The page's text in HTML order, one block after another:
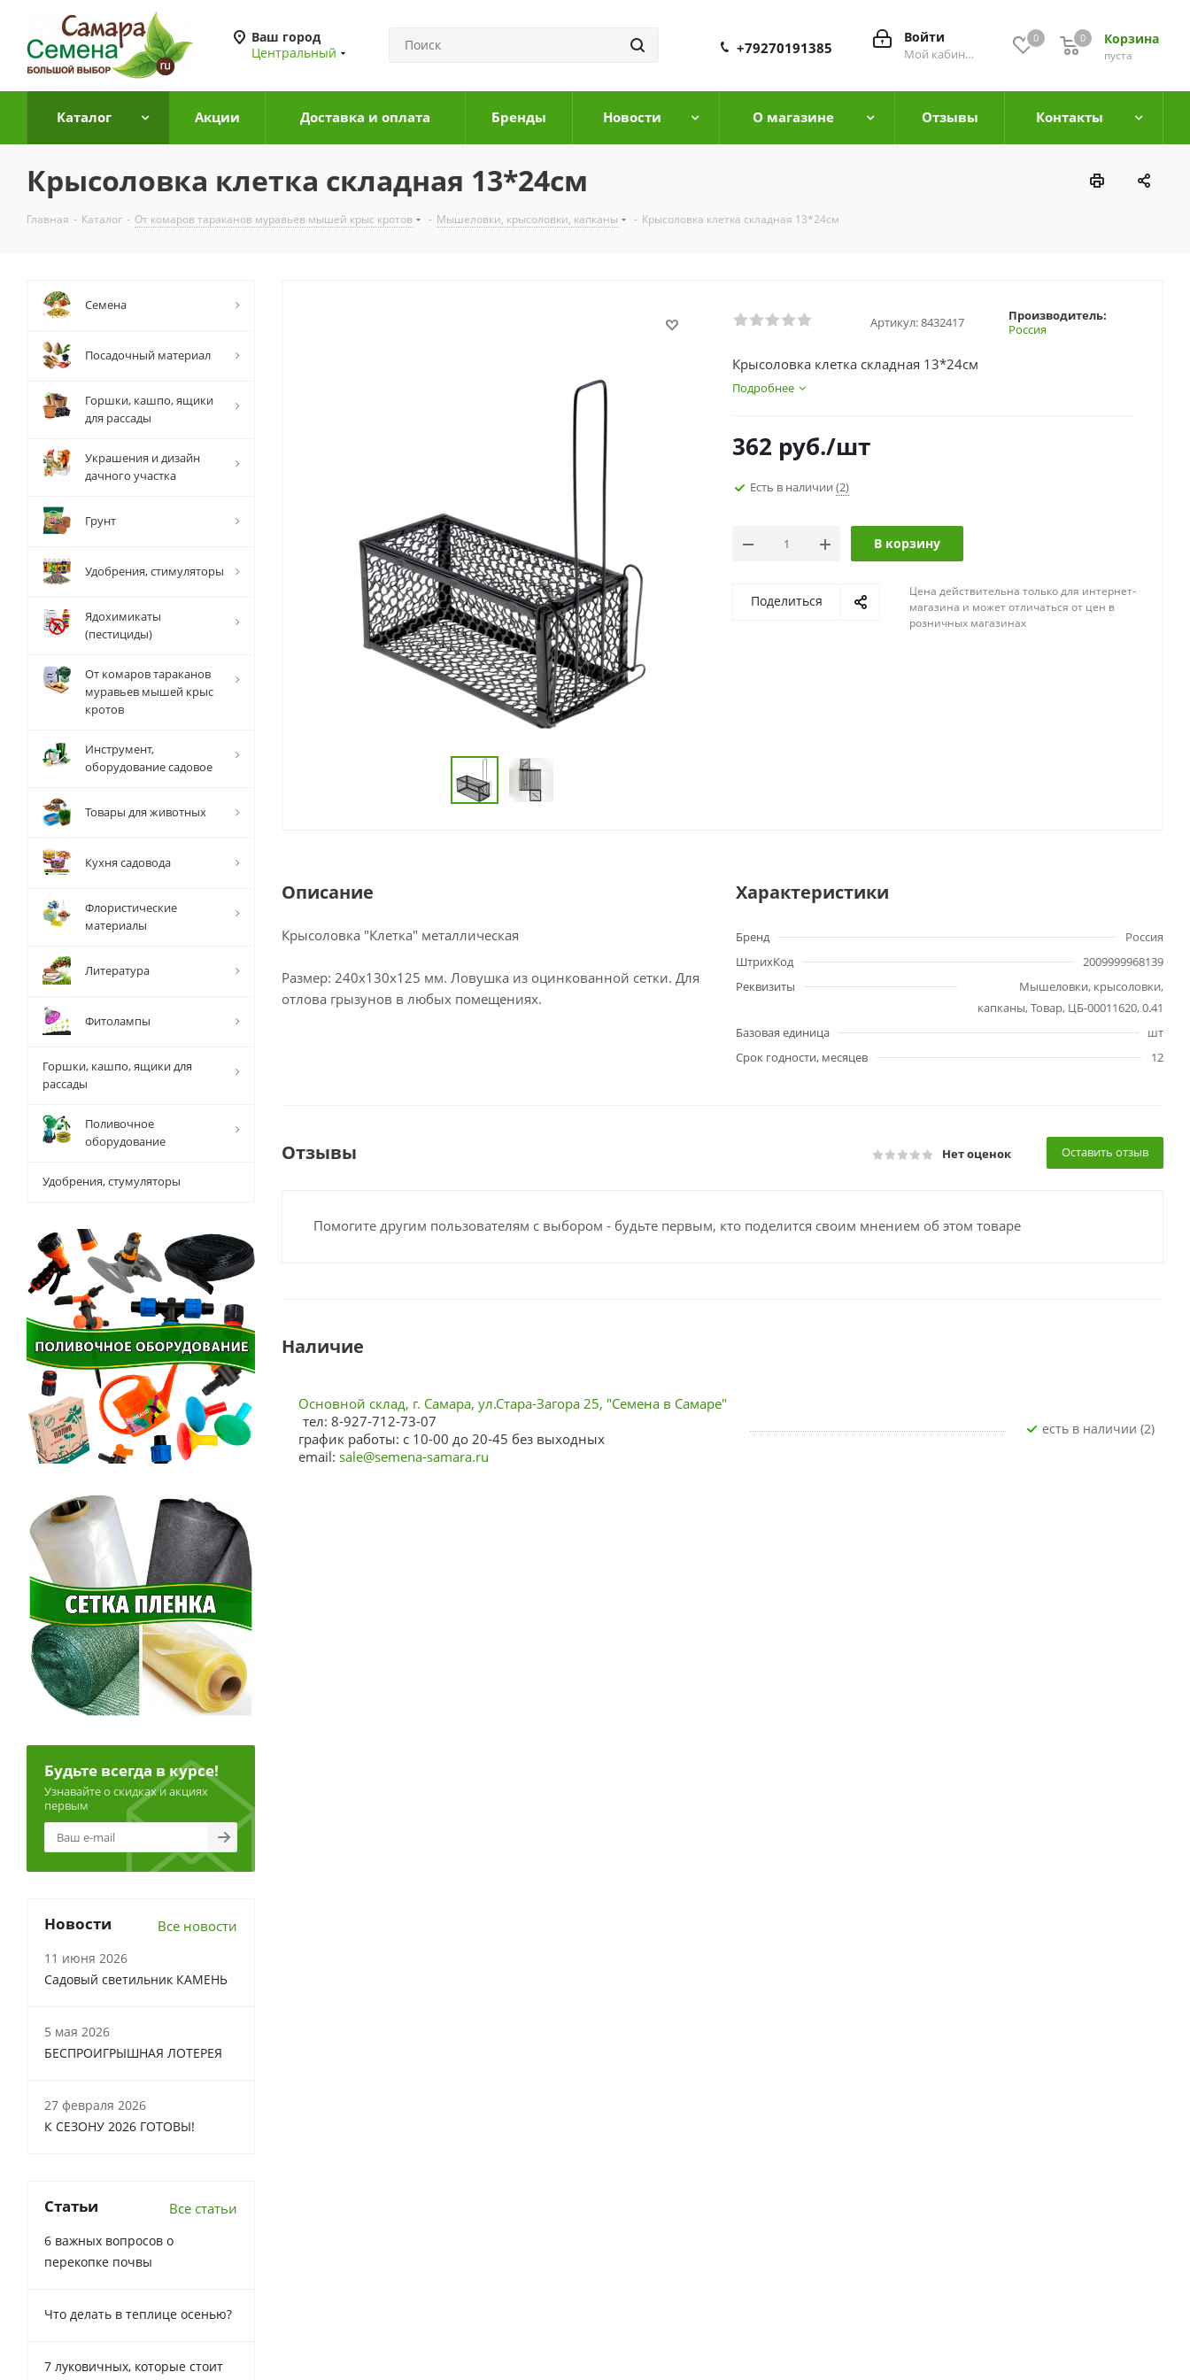
Ваш город
Центральный
0 Корзина
0
пуста
0
Войти
Мой кабинет
+79270191385
Каталог Акции Доставка и оплата Бренды Новости О магазине Отзывы Контакты
Крысоловка клетка складная 13*24см
Главная - Каталог - От комаров тараканов муравьев мышей крыс кротов - Мышеловки, крысоловки, капканы - Крысоловка клетка складная 13*24см
Артикул:8432417
Производитель:
Россия
Крысоловка клетка складная 13*24см
Подробнее
362 руб./шт
Есть в наличии (2)
В корзину
Поделиться
Цена действительна только для интернет-
магазина и может отличаться от цен в
розничных магазинах
Описание
Крысоловка "Клетка" металлическая
Размер: 240х130х125 мм. Ловушка из оцинкованной сетки. Для
отлова грызунов в любых помещениях.
Характеристики
Бренд
Россия
ШтрихКод
2009999968139
Реквизиты
Мышеловки, крысоловки,
капканы, Товар, ЦБ-00011620, 0.41
Базовая единица
шт
Срок годности, месяцев
12
Отзывы Нет оценок Оставить отзыв
Помогите другим пользователям с выбором - будьте первым, кто поделится своим мнением об этом товаре
Наличие
Основной склад, г. Самара, ул.Стара-Загора 25, "Семена в Самаре"
тел: 8-927-712-73-07
график работы: с 10-00 до 20-45 без выходных
email: sale@semena-samara.ru
Есть в наличии (2)
Семена
Посадочный материал
Горшки, кашпо, ящики
для рассады
Украшения и дизайн
дачного участка
Грунт
Удобрения, стимуляторы
Ядохимикаты
(пестициды)
От комаров тараканов
муравьев мышей крыс
кротов
Инструмент,
оборудование садовое
Товары для животных
Кухня садовода
Флористические
материалы
Литература
Фитолампы
Горшки, кашпо, ящики для
рассады
Поливочное
оборудование
Удобрения, стумуляторы
Будьте всегда в курсе!
Узнавайте о скидках и акциях
первым
Новости Все новости
11 июня 2026
Садовый светильник КАМЕНЬ
5 мая 2026
БЕСПРОИГРЫШНАЯ ЛОТЕРЕЯ
27 февраля 2026
К СЕЗОНУ 2026 ГОТОВЫ!
Статьи Все статьи
6 важных вопросов о
перекопке почвы
Что делать в теплице осенью?
7 луковичных, которые стоит